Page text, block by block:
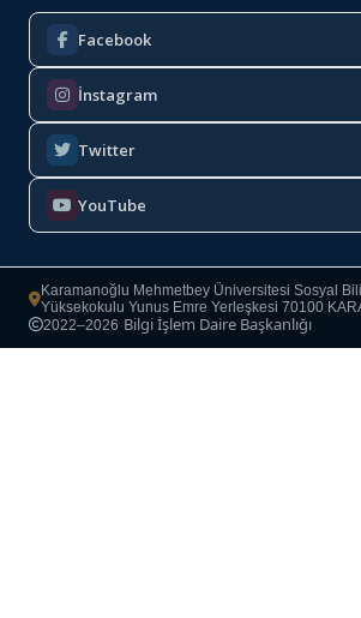
Facebook
İnstagram
Twitter
YouTube
Karamanoğlu Mehmetbey Üniversitesi Sosyal
Yüksekokulu Yunus Emre Yerleşkesi 70100
Copyright
2022–2026·Bilgi İşlem Daire Başkanlığı